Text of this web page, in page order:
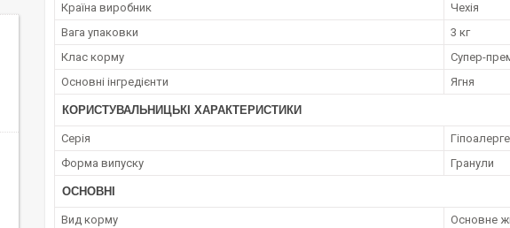
Країна виробник
Чехія
Вага упаковки
3 кг
Клас корму
Супер-
Основні інгредієнти
Ягня
КОРИСТУВАЛЬНИЦЬКІ ХАРАКТЕРИСТИКИ
Серія
Форма випуску
Гранули
ОСНОВНІ
Вид корму
Основне